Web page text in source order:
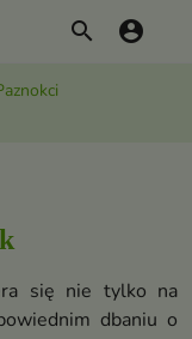
search account_circle
się nie tylko na
dbaniu o